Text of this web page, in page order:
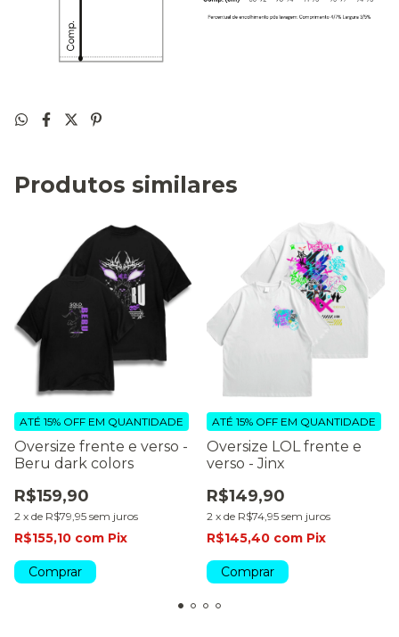
Produtos similares
Oversize frente e verso -
Beru dark colors
R$159,90
2 x de R$79,95 sem juros
ATÉ 15% OFF EM QUANTIDADE
R$155,10 com Pix
Comprar
Oversize LOL frente e
verso - Jinx
R$149,90
2 x de R$74,95 sem juros
ATÉ 15% OFF EM QUANTIDADE
R$145,40 com Pix
Comprar